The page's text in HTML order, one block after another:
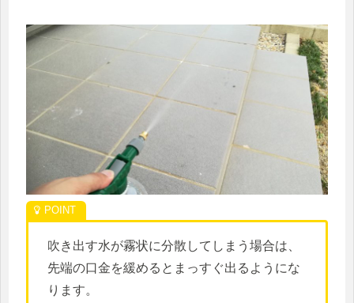
吹き出す水が霧状に分散してしまう場合は、
先端の口金を緩めるとまっすぐ出るようにな
ります。